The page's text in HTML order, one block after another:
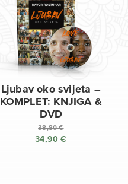
Ljubav oko svijeta –
KOMPLET: KNJIGA &
DVD
38,80€
Izvorna
34,90€